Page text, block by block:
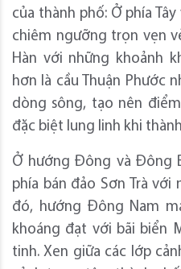
của thành phố: Ở phía
chiêm ngưỡng trọn vẹn
Hàn với những khoảnh
hơn là cầu Thuận Phước
dòng sông, tạo nên
đặc biệt lung linh khi
Ở hướng Đông và Đông
phía bán đảo Sơn Trà với
đó, hướng Đông Nam
khoáng đạt với bãi biển
tinh. Xen giữa các lớp